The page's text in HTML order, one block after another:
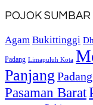
POJOK SUMBAR
Agam Bukittinggi
Padang Limapuluh Kota
Panjang
Pasaman Barat